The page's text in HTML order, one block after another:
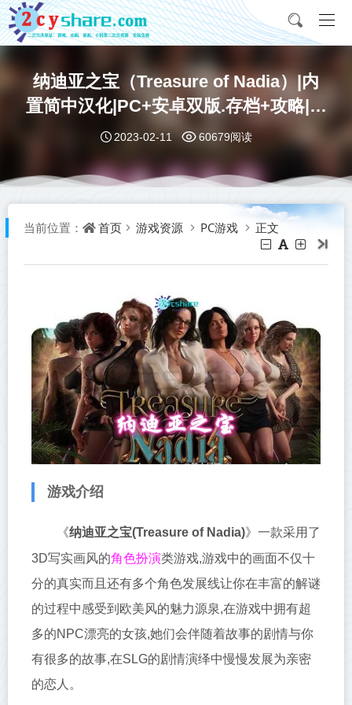
纳迪亚之宝（Treasure of Nadia）|内
置简中汉化|PC+安卓双版.存档+攻略|百
度网盘/天翼云
2023-02-11 60679阅读
当前位置： 首页 游戏资源 PC游戏 正文
游戏介绍
《纳迪亚之宝(Treasure of Nadia)》 一款采用了
3D写实画风的角色扮演类游戏,游戏中的画面不仅十
分的真实而且还有多个角色发展线让你在丰富的解谜
的过程中感受到欧美风的魅力源泉,在游戏中拥有超
多的NPC漂亮的女孩,她们会伴随着故事的剧情与你
有很多的故事,在SLG的剧情演绎中慢慢发展为亲密
的恋人。